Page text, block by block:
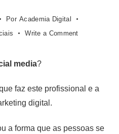
Por Academia Digital
Write a Commenton
Media
Empresa
media?
faz este profissional e a
digital.
a forma que as pessoas se